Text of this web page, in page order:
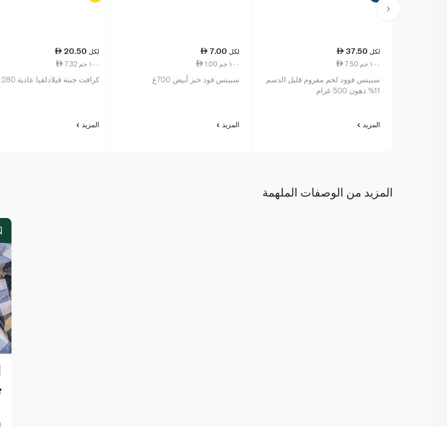
37.50 لكل
7.50 ١٠٠ جم
سبينس فوود لحم مفروم قليل الدسم
11% دهون 500 غرام
المزيد
7.00 لكل
1.00 ١٠٠ جم
سبينس فود خبز أبيض 700غ
المزيد
20.50 لكل
7.32 ١٠٠ جم
كرافت جبنة فيلادلفيا عادية 280 غرام
المزيد
المزيد من الوصفات الملهمة